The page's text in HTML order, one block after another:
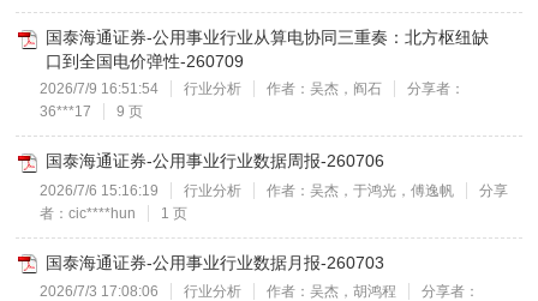
国泰海通证券-公用事业行业从算电协同三重奏：北方枢纽缺
口到全国电价弹性-260709
2026/7/9 16:51:54 行业分析 作者：吴杰，阎石
分享者：
36***17
9 页
国泰海通证券-公用事业行业数据周报-260706
2026/7/6 15:16:19 行业分析 作者：吴杰，于鸿光，傅逸帆
分享
者：cic****hun
1 页
国泰海通证券-公用事业行业数据月报-260703
2026/7/3 17:08:06 行业分析 作者：吴杰，胡鸿程
分享者：